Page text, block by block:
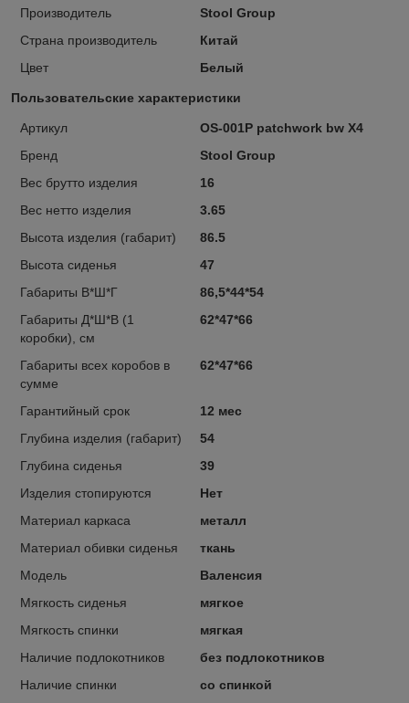
Производитель
Stool Group
Страна производитель
Китай
Цвет
Белый
Пользовательские характеристики
Артикул
OS-001P patchwork bw X4
Бренд
Stool Group
Вес брутто изделия
16
Вес нетто изделия
3.65
Высота изделия (габарит)
86.5
Высота сиденья
47
Габариты В*Ш*Г
86,5*44*54
Габариты Д*Ш*В (1
коробки), см
62*47*66
Габариты всех коробов в
сумме
62*47*66
Гарантийный срок
12 мес
Глубина изделия (габарит)
54
Глубина сиденья
39
Изделия стопируются
Нет
Материал каркаса
металл
Материал обивки сиденья
ткань
Модель
Валенсия
Мягкость сиденья
мягкое
Мягкость спинки
мягкая
Наличие подлокотников
без подлокотников
Наличие спинки
со спинкой